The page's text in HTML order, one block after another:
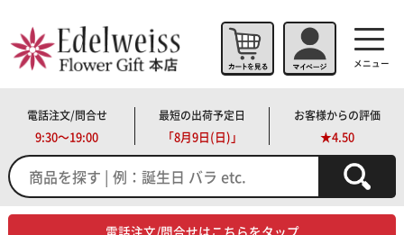
メニュー
電話注文/問合せ
9:30～19:00
最短の出荷予定日
「8月9日(日)」
お客様からの評価
★4.50
電話注文/問合せはこちらをタップ